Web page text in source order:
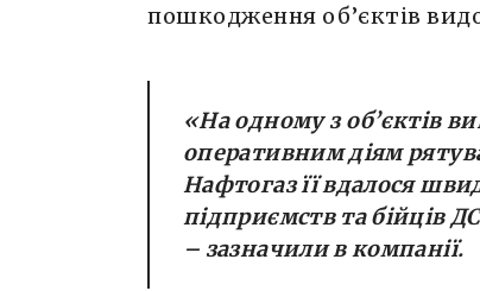
пошкодження об’єктів
«На одному з об’єктів
оперативним діям
Нафтогаз її вдалося
підприємств та бійців
– зазначили в компанії.